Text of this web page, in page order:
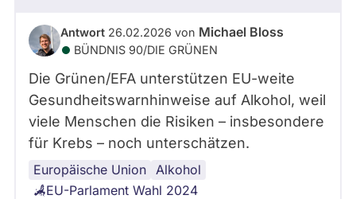
Antwort 26.02.2026 von Michael Bloss
BÜNDNIS 90/­DIE GRÜNEN
Die Grünen/EFA unterstützen EU-weite
Gesundheitswarnhinweise auf Alkohol, weil
viele Menschen die Risiken – insbesondere
für Krebs – noch unterschätzen.
Europäische Union Alkohol
Jugendschutz
Werbeverbot
EU-Parlament Wahl 2024